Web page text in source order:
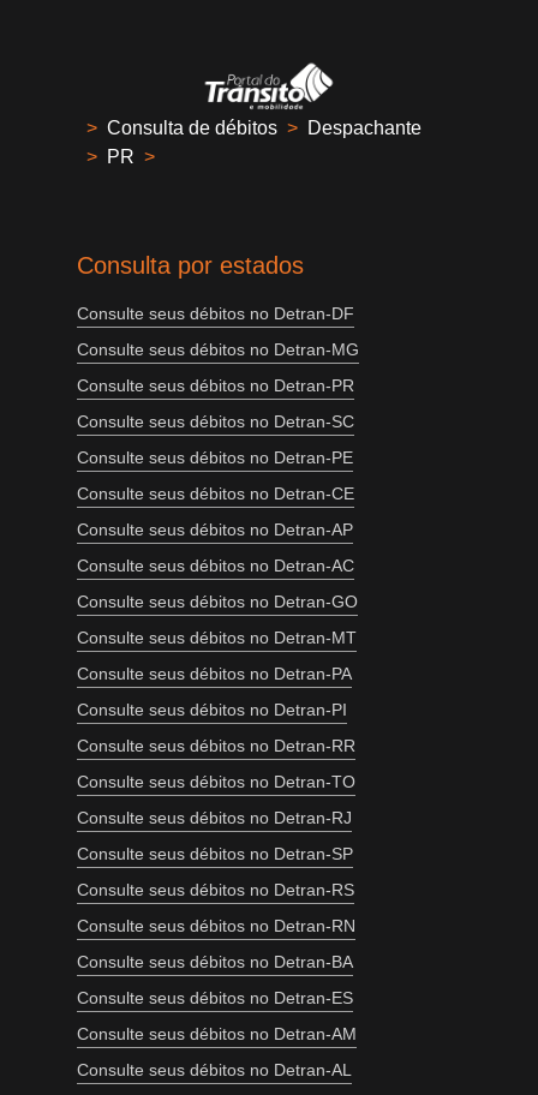
> Consulta de débitos > Despachante
> PR >
Consulta por estados
Consulte seus débitos no Detran-DF
Consulte seus débitos no Detran-MG
Consulte seus débitos no Detran-PR
Consulte seus débitos no Detran-SC
Consulte seus débitos no Detran-PE
Consulte seus débitos no Detran-CE
Consulte seus débitos no Detran-AP
Consulte seus débitos no Detran-AC
Consulte seus débitos no Detran-GO
Consulte seus débitos no Detran-MT
Consulte seus débitos no Detran-PA
Consulte seus débitos no Detran-PI
Consulte seus débitos no Detran-RR
Consulte seus débitos no Detran-TO
Consulte seus débitos no Detran-RJ
Consulte seus débitos no Detran-SP
Consulte seus débitos no Detran-RS
Consulte seus débitos no Detran-RN
Consulte seus débitos no Detran-BA
Consulte seus débitos no Detran-ES
Consulte seus débitos no Detran-AM
Consulte seus débitos no Detran-AL